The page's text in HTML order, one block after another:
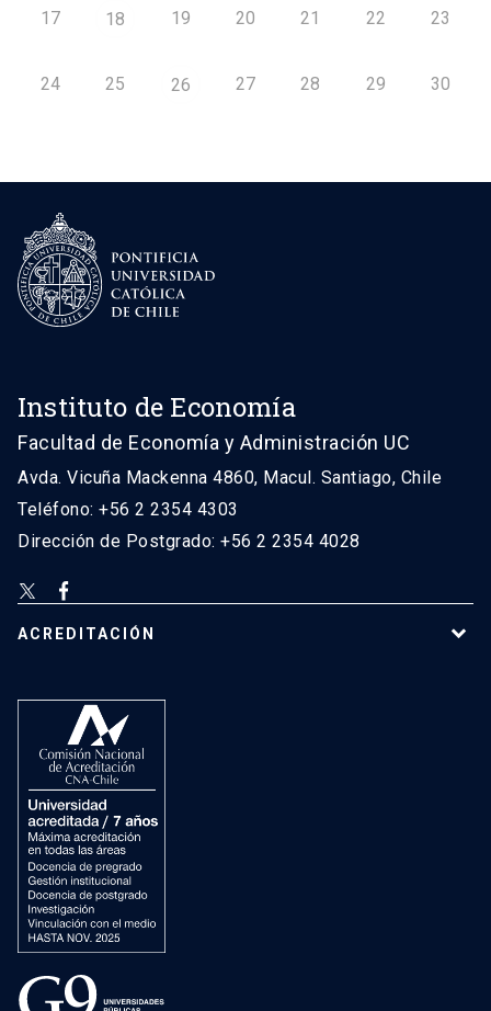
17 18 19 20 21 22 23
24 25 26 27 28 29 30
Instituto de Economía
Facultad de Economía y Administración UC
Avda. Vicuña Mackenna 4860, Macul. Santiago, Chile
Teléfono: +56 2 2354 4303
Dirección de Postgrado: +56 2 2354 4028
ACREDITACIÓN